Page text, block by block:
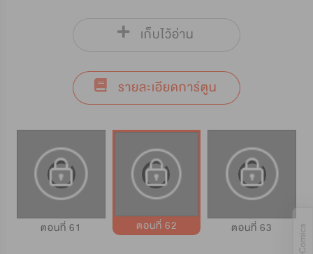
เก็บไว้อ่าน
รายละเอียดการ์ตูน
ตอนที่ 61 ตอนที่ 62 ตอนที่ 63